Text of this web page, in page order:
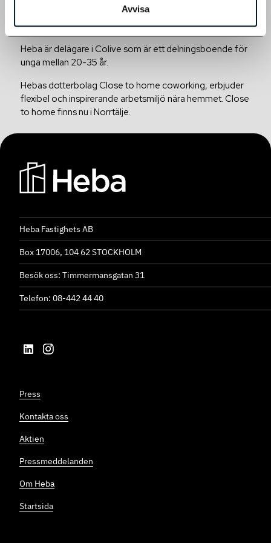
Avvisa
långsiktiga målet är att hyresgästen ska ta över kontraktet
i första hand.
Heba är delägare i Colive som är ett delningsboende för
unga mellan 20-35 år.
Hebas dotterbolag Close to home coworking, erbjuder
flexibel och inspirerande arbetsmiljö nära hemmet. Close
to home finns nu i Norrtälje.
Press
Kontakta oss
Aktien
Pressmeddelanden
Om Heba
Startsida
Heba Fastighets AB
Box 17006, 104 62 STOCKHOLM
Besök oss: Timmermansgatan 31
Telefon: 08-442 44 40